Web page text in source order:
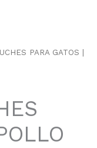
PARA GATOS |